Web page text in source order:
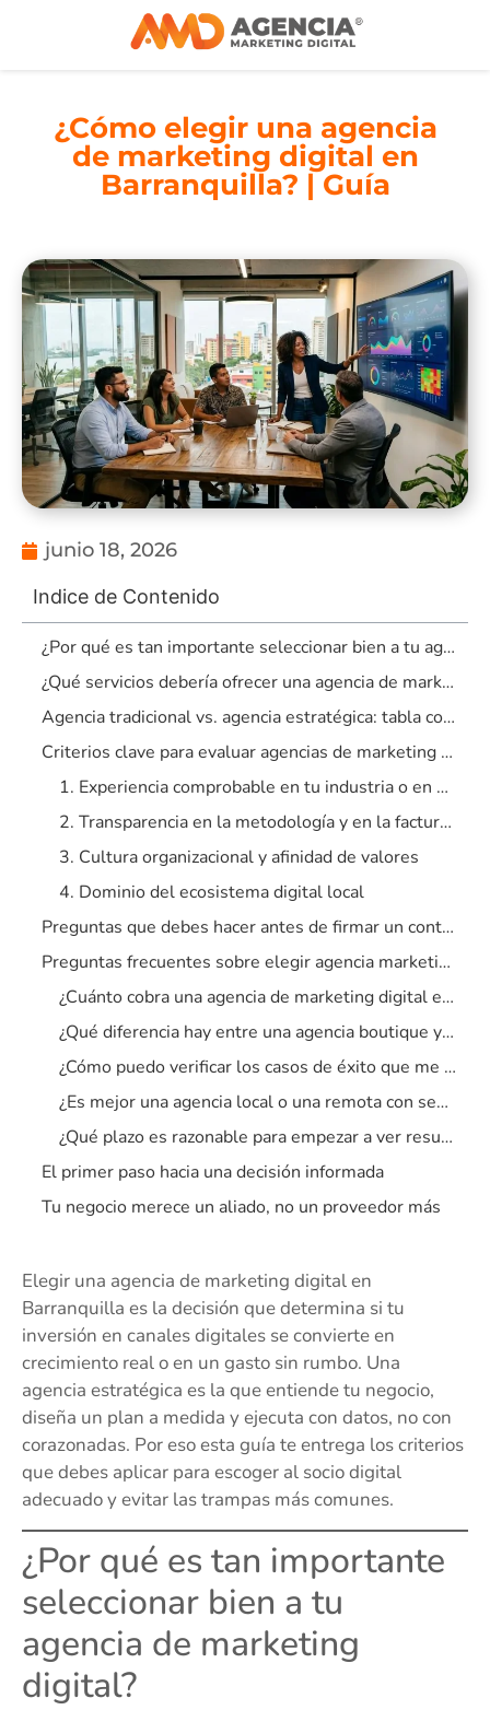
¿Cómo elegir una agencia
de marketing digital en
Barranquilla? | Guía
junio 18, 2026
Indice de Contenido
¿Por qué es tan importante seleccionar bien a tu agencia de marketing digital?
¿Qué servicios debería ofrecer una agencia de marketing digital en Barranquilla?
Agencia tradicional vs. agencia estratégica: tabla comparativa
Criterios clave para evaluar agencias de marketing digital en Barranquilla
1. Experiencia comprobable en tu industria o en desafíos similares
2. Transparencia en la metodología y en la facturación
3. Cultura organizacional y afinidad de valores
4. Dominio del ecosistema digital local
Preguntas que debes hacer antes de firmar un contrato
Preguntas frecuentes sobre elegir agencia marketing digital Barranquilla
¿Cuánto cobra una agencia de marketing digital en Barranquilla?
¿Qué diferencia hay entre una agencia boutique y una grande en la ciudad?
¿Cómo puedo verificar los casos de éxito que me muestra una agencia?
¿Es mejor una agencia local o una remota con sede en otra ciudad?
¿Qué plazo es razonable para empezar a ver resultados?
El primer paso hacia una decisión informada
Tu negocio merece un aliado, no un proveedor más
Elegir una agencia de marketing digital en
Barranquilla es la decisión que determina si tu
inversión en canales digitales se convierte en
crecimiento real o en un gasto sin rumbo. Una
agencia estratégica es la que entiende tu negocio,
diseña un plan a medida y ejecuta con datos, no con
corazonadas. Por eso esta guía te entrega los criterios
que debes aplicar para escoger al socio digital
adecuado y evitar las trampas más comunes.
¿Por qué es tan importante
seleccionar bien a tu
agencia de marketing
digital?